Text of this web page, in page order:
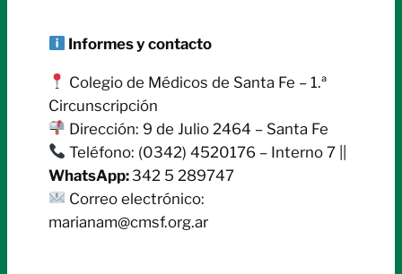
Informes y contacto
Colegio de Médicos de Santa Fe – 1.ª
Circunscripción
Dirección: 9 de Julio 2464 – Santa Fe
Teléfono: (0342) 4520176 – Interno 7 ||
WhatsApp:342 5 289747
Correo electrónico:
marianam@cmsf.org.ar